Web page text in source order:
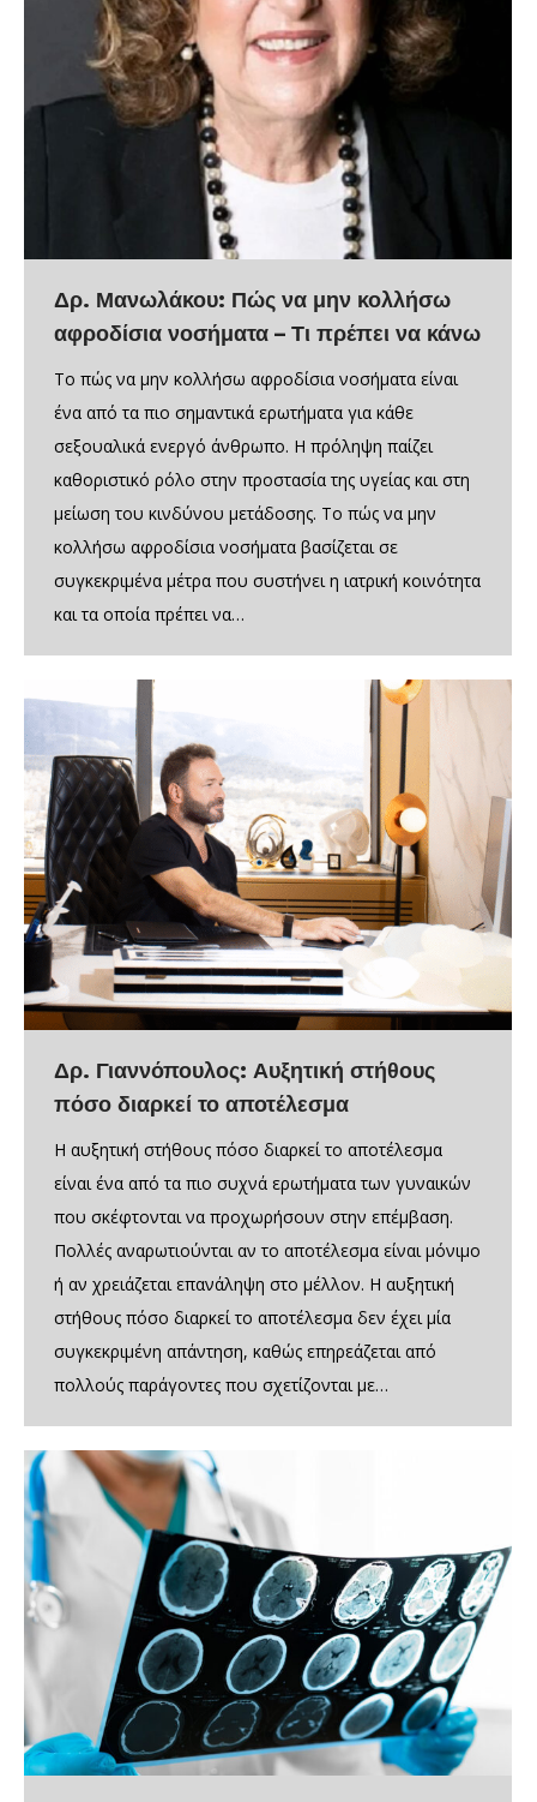
Δρ. Μανωλάκου: Πώς να μην κολλήσω
αφροδίσια νοσήματα – Τι πρέπει να κάνω
Το πώς να μην κολλήσω αφροδίσια νοσήματα είναι
ένα από τα πιο σημαντικά ερωτήματα για κάθε
σεξουαλικά ενεργό άνθρωπο. Η πρόληψη παίζει
καθοριστικό ρόλο στην προστασία της υγείας και στη
μείωση του κινδύνου μετάδοσης. Το πώς να μην
κολλήσω αφροδίσια νοσήματα βασίζεται σε
συγκεκριμένα μέτρα που συστήνει η ιατρική κοινότητα
και τα οποία πρέπει να…
Δρ. Γιαννόπουλος: Αυξητική στήθους
πόσο διαρκεί το αποτέλεσμα
Η αυξητική στήθους πόσο διαρκεί το αποτέλεσμα
είναι ένα από τα πιο συχνά ερωτήματα των γυναικών
που σκέφτονται να προχωρήσουν στην επέμβαση.
Πολλές αναρωτιούνται αν το αποτέλεσμα είναι μόνιμο
ή αν χρειάζεται επανάληψη στο μέλλον. Η αυξητική
στήθους πόσο διαρκεί το αποτέλεσμα δεν έχει μία
συγκεκριμένη απάντηση, καθώς επηρεάζεται από
πολλούς παράγοντες που σχετίζονται με…